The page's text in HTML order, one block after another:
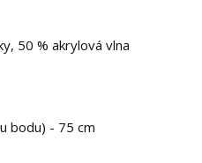
50 % akrylová vlna
bodu) - 75 cm